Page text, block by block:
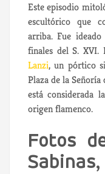
Este episodio
escultórico que
arriba. Fue
finales del S.
Lanzi, un pórtico
Plaza de la Señoría
está considerada
origen flamenco.
Fotos
Sabinas,